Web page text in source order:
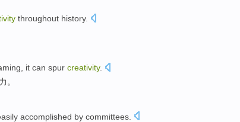
throughout history.
it can spur creativity.
。
accomplished by committees